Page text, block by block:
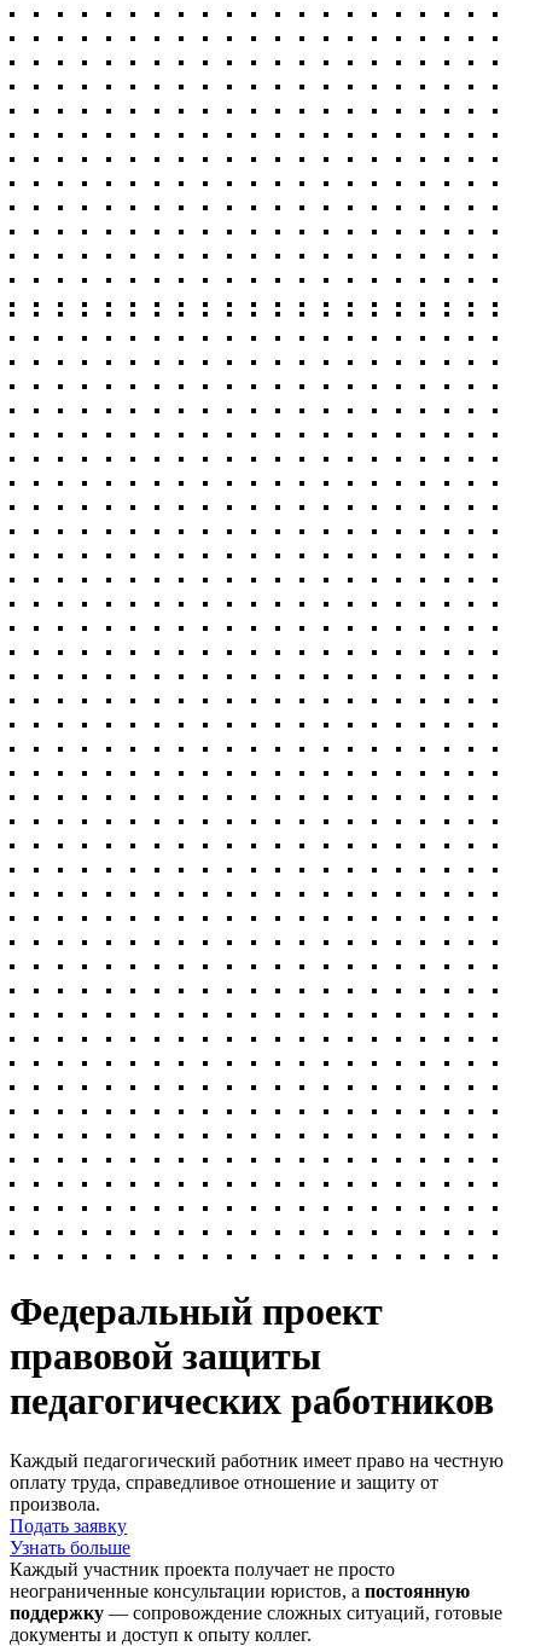
Федеральный проект
правовой защиты
педагогических работников
Каждый педагогический работник имеет право на честную
оплату труда, справедливое отношение и защиту от
произвола.
Подать заявку
Узнать больше
Каждый участник проекта получает не просто
неограниченные консультации юристов, а постоянную
поддержку — сопровождение сложных ситуаций, готовые
документы и доступ к опыту коллег.